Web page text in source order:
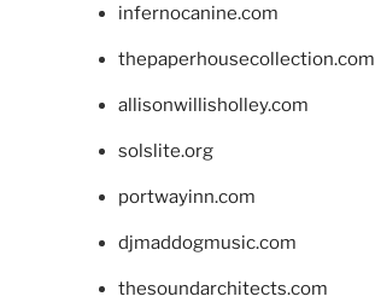
infernocanine.com
thepaperhousecollection.com
allisonwillisholley.com
solslite.org
portwayinn.com
djmaddogmusic.com
thesoundarchitects.com